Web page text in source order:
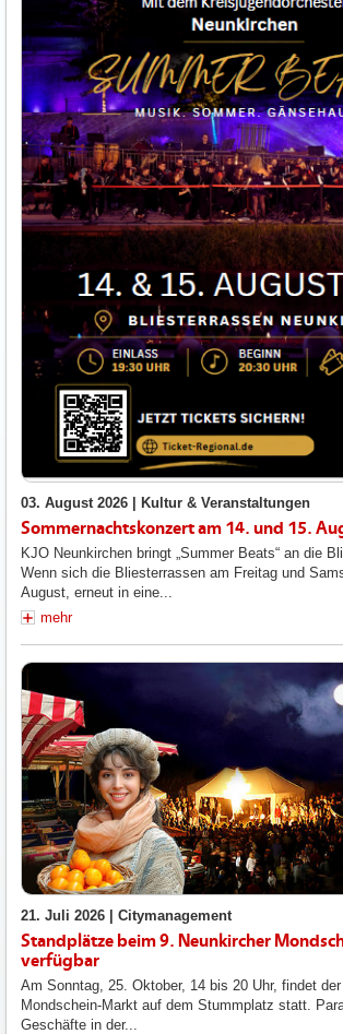
03. August 2026 | Kultur & Veranstaltungen
Sommernachtskonzert am 14. und 15.
KJO Neunkirchen bringt „Summer Beats“ an die
Wenn sich die Bliesterrassen am Freitag und
August, erneut in eine...
mehr
21. Juli 2026 | Citymanagement
Standplätze beim 9. Neunkircher
verfügbar
Am Sonntag, 25. Oktober, 14 bis 20 Uhr, findet
Mondschein-Markt auf dem Stummplatz statt.
Geschäfte in der...